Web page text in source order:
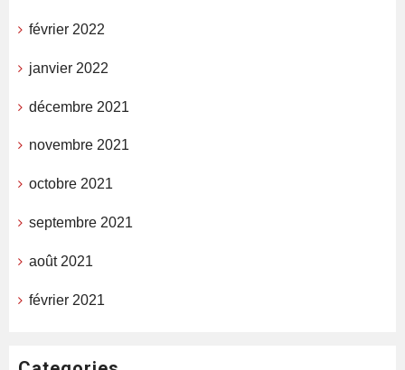
février 2022
janvier 2022
décembre 2021
novembre 2021
octobre 2021
septembre 2021
août 2021
février 2021